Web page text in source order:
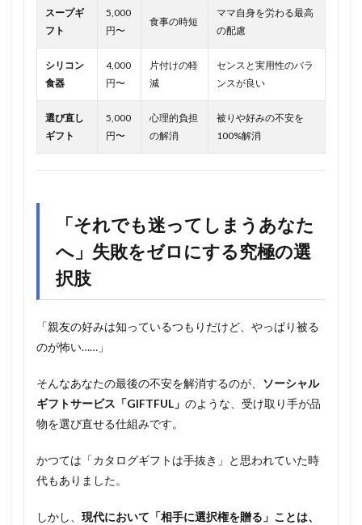
スープギ
フト
5,000
円〜
食事の時短
ママ自身を労わる最高
の配慮
シリコン
食器
4,000
円〜
片付けの軽
減
センスと実用性のバラ
ンスが良い
選び直し
ギフト
5,000
円〜
心理的負担
の解消
被りや好みの不安を
100%解消
「それでも迷ってしまうあなた
へ」失敗をゼロにする究極の選
択肢
「親友の好みは知っているつもりだけど、やっぱり被る
のが怖い……」
そんなあなたの最後の不安を解消するのが、
ソーシャル
ギフトサービス「GIFTFUL」 のような、受け取り手が品
物を選び直せる仕組みです。
かつては「カタログギフトは手抜き」と思われていた時
代もありました。
しかし、 現代において「相手に選択権を贈る」ことは、